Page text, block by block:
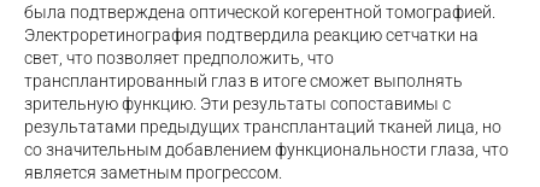
была подтверждена оптической когерентной томографией.
Электроретинография подтвердила реакцию сетчатки на
свет, что позволяет предположить, что
трансплантированный глаз в итоге сможет выполнять
зрительную функцию. Эти результаты сопоставимы с
результатами предыдущих трансплантаций тканей лица, но
со значительным добавлением функциональности глаза, что
является заметным прогрессом.